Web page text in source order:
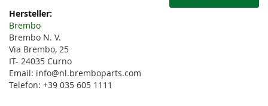
Weitere
Informationen
Brembo
Brembo N. V.
Via Brembo, 25
IT- 24035 Curno
Email: info@nl.bremboparts.com
Telefon: +39 035 605 1111